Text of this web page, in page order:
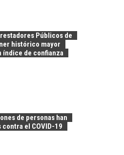
Públicos de
histórico mayor
de confianza
de personas han
contra el COVID-19